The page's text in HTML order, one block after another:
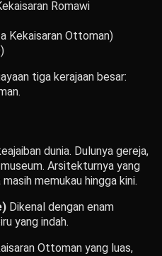
Romawi
Kekaisaran Ottoman)
tiga kerajaan besar:
dunia. Dulunya gereja,
Arsitekturnya yang
memukau hingga kini.
Dikenal dengan enam
yang indah.
Ottoman yang luas,